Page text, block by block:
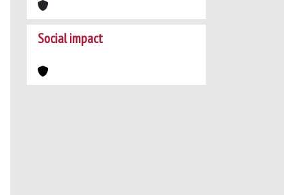
Social impact